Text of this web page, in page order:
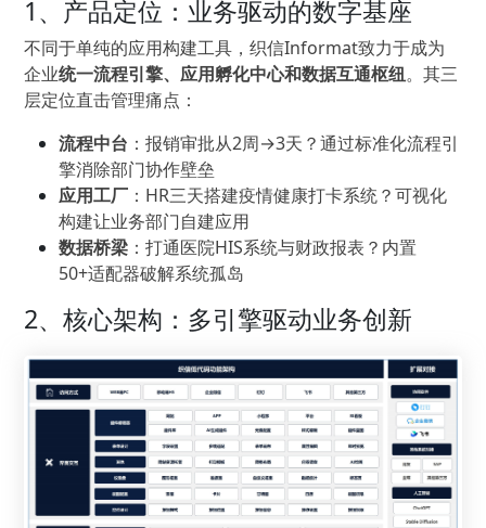
1、产品定位：业务驱动的数字基座
不同于单纯的应用构建工具，织信Informat致力于成为
企业统一流程引擎、应用孵化中心和数据互通枢纽。其三
层定位直击管理痛点：
流程中台 ：报销审批从2周→3天？通过标准化流程引
擎消除部门协作壁垒
应用工厂 ：HR三天搭建疫情健康打卡系统？可视化
构建让业务部门自建应用
数据桥梁 ：打通医院HIS系统与财政报表？内置
50+适配器破解系统孤岛
2、核心架构：多引擎驱动业务创新